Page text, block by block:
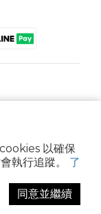
以確保
執行追蹤。 了
同意並繼續
｜新北市新莊區中正路
一統編無關係企業)